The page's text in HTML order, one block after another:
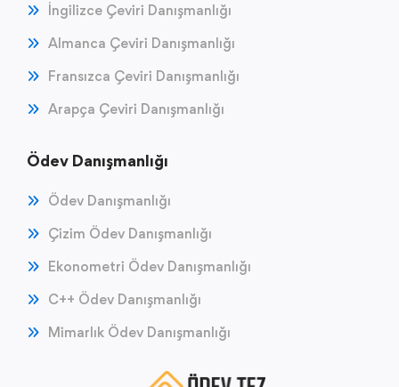
İngilizce Çeviri Danışmanlığı
Almanca Çeviri Danışmanlığı
Fransızca Çeviri Danışmanlığı
Arapça Çeviri Danışmanlığı
Ödev Danışmanlığı
Ödev Danışmanlığı
Çizim Ödev Danışmanlığı
Ekonometri Ödev Danışmanlığı
C++ Ödev Danışmanlığı
Mimarlık Ödev Danışmanlığı